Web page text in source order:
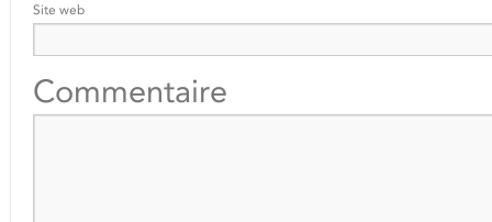
Site web
Commentaire